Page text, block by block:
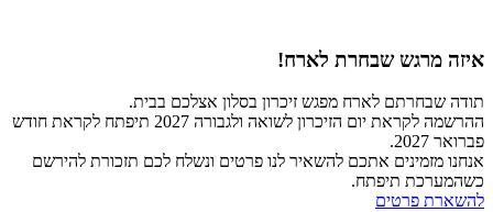
איזה מרגש שבחרת לארח!
תודה שבחרתם לארח מפגש זיכרון בסלון אצלכם בבית.
ההרשמה לקראת יום הזיכרון לשואה ולגבורה 2027 תיפתח לקראת חודש
פברואר 2027.
אנחנו מזמינים אתכם להשאיר לנו פרטים ונשלח לכם תזכורת להירשם
כשהמערכת תיפתח.
להשארת פרטים